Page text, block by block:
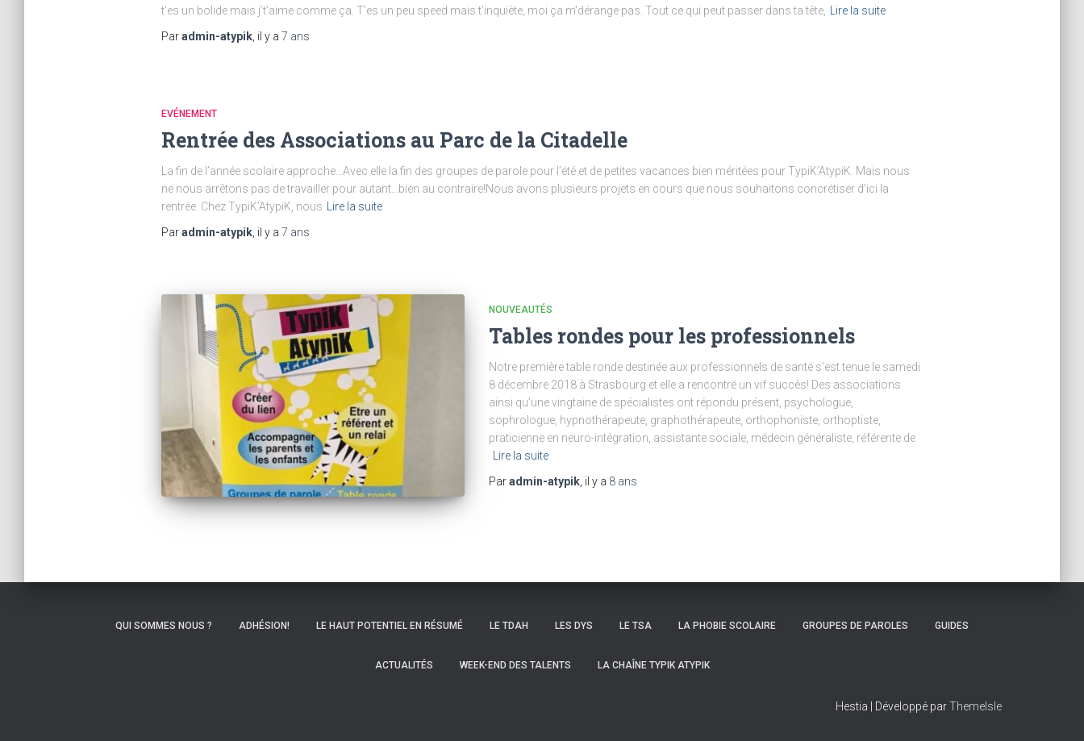
t’es un bolide mais j’t’aime comme ça. T’es un peu speed mais t’inquiète, moi ça m’dérange pas. Tout ce qui peut passer dans ta tête,
Lire la suite
Paradmin-atypik, il y a 7 ans
EVÉNEMENT
Rentrée des Associations au Parc de la Citadelle
La fin de l’année scolaire approche…Avec elle la fin des groupes de parole pour l’été et de petites vacances bien méritées pour TypiK’AtypiK. Mais nous
ne nous arrêtons pas de travailler pour autant…bien au contraire!Nous avons plusieurs projets en cours que nous souhaitons concrétiser d’ici la
rentrée. Chez TypiK’AtypiK, nous
Lire la suite
Paradmin-atypik, il y a 7 ans
NOUVEAUTÉS
Tables rondes pour les professionnels
Notre première table ronde destinée aux professionnels de santé s’est tenue le samedi
8 décembre 2018 à Strasbourg et elle a rencontré un vif succès! Des associations
ainsi qu’une vingtaine de spécialistes ont répondu présent, psychologue,
sophrologue, hypnothérapeute, graphothérapeute, orthophoniste, orthoptiste,
praticienne en neuro-intégration, assistante sociale, médecin généraliste, référente de
Lire la suite
Paradmin-atypik, il y a 8 ans
QUI SOMMES NOUS ? ADHÉSION! LE HAUT POTENTIEL EN RÉSUMÉ LE TDAH LES DYS LE TSA LA PHOBIE SCOLAIRE GROUPES DE PAROLES GUIDES
ACTUALITÉS WEEK-END DES TALENTS LA CHAÎNE TYPIK ATYPIK
Hestia | Développé parThemeIsle